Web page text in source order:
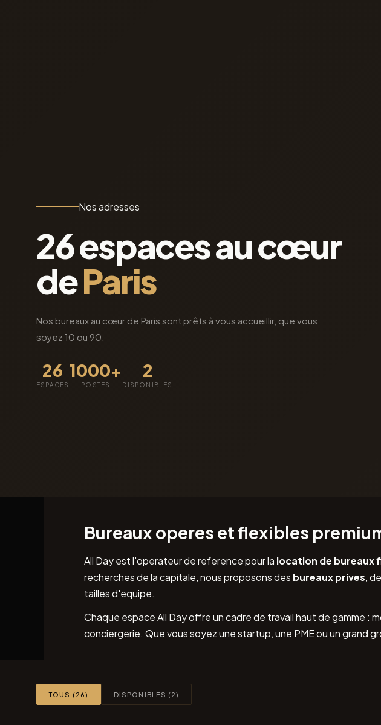
Nos adresses
26 espaces au cœur
deParis
Nos bureaux au cœur de Paris sont prêts à vous accueillir, que vous
soyez 10 ou 90.
26
ESPACES
1000+
POSTES
2
DISPONIBLES
Bureaux operes et flexibles
All Day est l'operateur de reference pour la location de bureaux
recherches de la capitale, nous proposons des bureaux prives,
tailles d'equipe.
Chaque espace All Day offre un cadre de travail haut de gamme :
conciergerie. Que vous soyez une startup, une PME ou un grand
TOUS (26) DISPONIBLES (2)